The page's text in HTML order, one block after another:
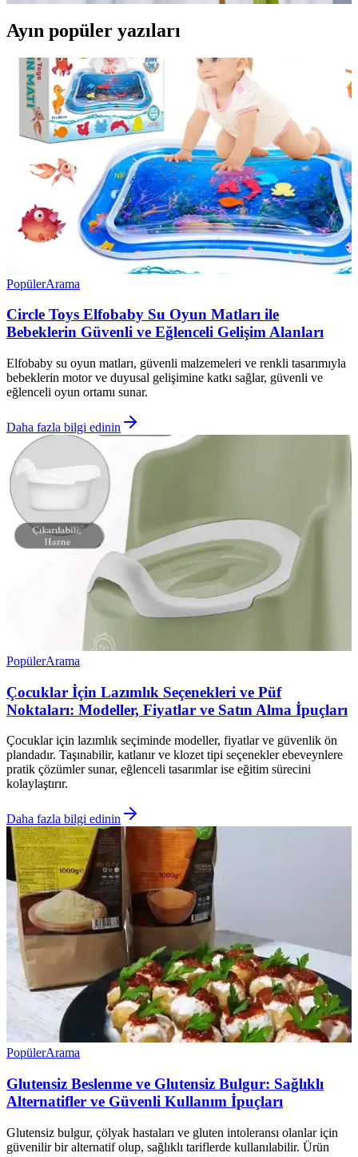
Ayın popüler yazıları
PopülerArama
Circle Toys Elfobaby Su Oyun Matları ile
Bebeklerin Güvenli ve Eğlenceli Gelişim Alanları
Elfobaby su oyun matları, güvenli malzemeleri ve renkli tasarımıyla
bebeklerin motor ve duyusal gelişimine katkı sağlar, güvenli ve
eğlenceli oyun ortamı sunar.
Daha fazla bilgi edinin
PopülerArama
Çocuklar İçin Lazımlık Seçenekleri ve Püf
Noktaları: Modeller, Fiyatlar ve Satın Alma İpuçları
Çocuklar için lazımlık seçiminde modeller, fiyatlar ve güvenlik ön
plandadır. Taşınabilir, katlanır ve klozet tipi seçenekler ebeveynlere
pratik çözümler sunar, eğlenceli tasarımlar ise eğitim sürecini
kolaylaştırır.
Daha fazla bilgi edinin
PopülerArama
Glutensiz Beslenme ve Glutensiz Bulgur: Sağlıklı
Alternatifler ve Güvenli Kullanım İpuçları
Glutensiz bulgur, çölyak hastaları ve gluten intoleransı olanlar için
güvenilir bir alternatif olup, sağlıklı tariflerde kullanılabilir. Ürün